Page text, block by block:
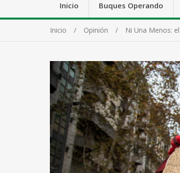
Inicio Buques Operando
Inicio Opinión Ni Una Menos: